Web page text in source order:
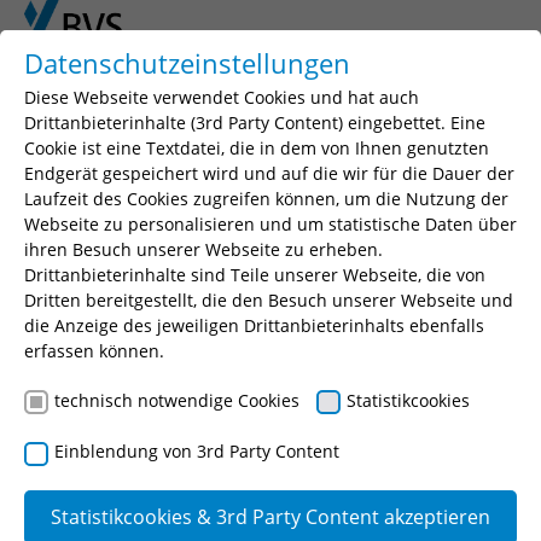
Skip to main content
Skip to page footer
Seminarsuche
Geben Sie einen Suchbegriff, Ihr gewünschtes
Seminar oder eine Seminarnummer ein.
Suchen
Sicherheit und Ordnung
Allgemeine
Datenschutzeinstellungen
Diese Webseite verwendet Cookies und hat auch
Drittanbieterinhalte (3rd Party Content) eingebettet. Eine
Cookie ist eine Textdatei, die in dem von Ihnen genutzten
Endgerät gespeichert wird und auf die wir für die Dauer der
Laufzeit des Cookies zugreifen können, um die Nutzung der
Webseite zu personalisieren und um statistische Daten über
ihren Besuch unserer Webseite zu erheben.
Drittanbieterinhalte sind Teile unserer Webseite, die von
Dritten bereitgestellt, die den Besuch unserer Webseite und
die Anzeige des jeweiligen Drittanbieterinhalts ebenfalls
erfassen können.
technisch notwendige Cookies Statistikcookies
Einblendung von 3rd Party Content
Statistikcookies & 3rd Party Content akzeptieren